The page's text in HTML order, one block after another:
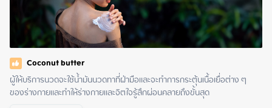
Coconut butter
ผู้ให้บริการนวดจะใช้น้ำมันนวดทาที่ฝ่ามือและจะทำการกระตุ้นเนื้อเยื่อต่าง ๆ
ของร่างกายและทำให้ร่างกายและจิตใจรู้สึกผ่อนคลายถึงขั้นสุด